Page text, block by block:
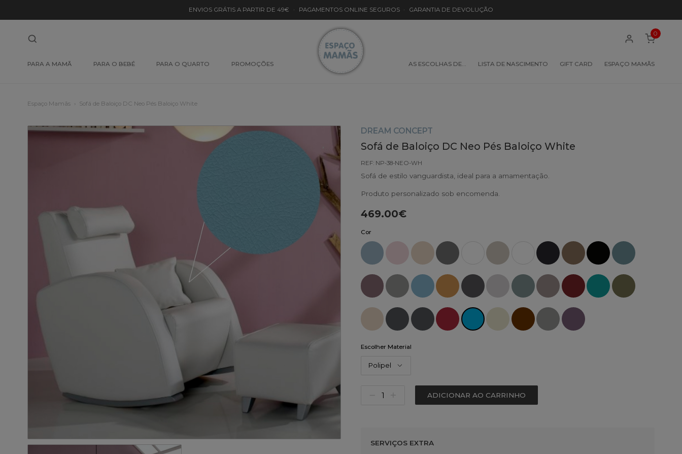
ENVIOS GRÁTIS A PARTIR DE 49€ · PAGAMENTOS ONLINE SEGUROS · GARANTIA DE DEVOLUÇÃO
PARA A MAMÃ PARA O BEBÉ PARA O QUARTO PROMOÇÕES AS ESCOLHAS DE… LISTA DE NASCIMENTO GIFT CARD ESPAÇO MAMÃS
0
Espaço Mamãs Sofá de Baloiço DC Neo Pés Baloiço White
DREAM CONCEPT
Sofá de Baloiço DC Neo Pés Baloiço White
REF: NP-38-NEO-WH
Sofá de estilo vanguardista, ideal para a amamentação.
Produto personalizado sob encomenda.
469.00€
Cor
Escolher Material
Polipel
ADICIONAR AO CARRINHO
SERVIÇOS EXTRA